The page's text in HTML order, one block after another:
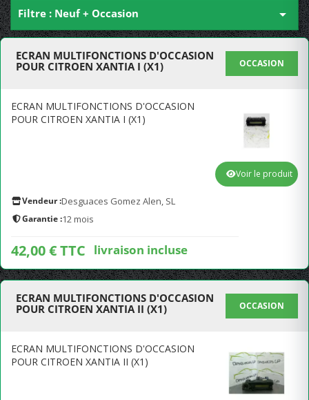
Filtre : Neuf + Occasion 
ECRAN MULTIFONCTIONS D'OCCASION
POUR CITROEN XANTIA I (X1)
OCCASION
ECRAN MULTIFONCTIONS D'OCCASION
POUR CITROEN XANTIA I (X1)
Vendeur :Desguaces Gomez Alen, SL
Garantie :12 mois
42,00 € TTC livraison incluse
Voir le produit
ECRAN MULTIFONCTIONS D'OCCASION
POUR CITROEN XANTIA II (X1)
OCCASION
ECRAN MULTIFONCTIONS D'OCCASION
POUR CITROEN XANTIA II (X1)